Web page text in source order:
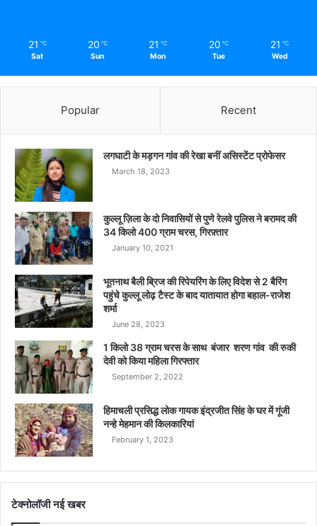
21 ℃
Sat
20 ℃
Sun
21 ℃
Mon
20 ℃
Tue
21 ℃
Wed
Popular Recent
लगघाटी के मड़गन गांव की रेखा बनीं असिस्टेंट प्रोफेसर
March 18, 2023
कुल्लू ज़िला के दो निवासियों से पुणे रेलवे पुलिस ने बरामद की
34 किलो 400 ग्राम चरस, गिरफ़्तार
January 10, 2021
भूतनाथ बैली ब्रिज की रिपेयरिंग के लिए विदेश से 2 बैरिंग
पहुंचे कुल्लू लोढ़ टैस्ट के बाद यातायात होगा बहाल-राजेश
शर्मा
June 28, 2023
1 किलो 38 ग्राम चरस के साथ बंजार शरण गांव की रुकी
देवी को किया महिला गिरफ्तार
September 2, 2022
हिमाचली प्रसिद्ध लोक गायक इंद्रजीत सिंह के घर में गूंजी
नन्हे मेहमान की किलकारियां
February 1, 2023
टेक्नोलॉजी नई खबर